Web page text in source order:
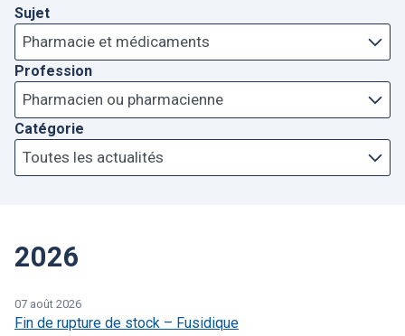
Sujet
Profession
Catégorie
2026
07 août 2026
Fin de rupture de stock – Fusidique